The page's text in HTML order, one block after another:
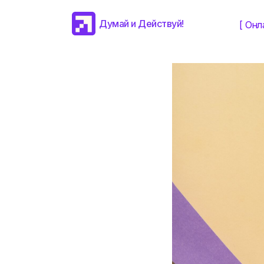
Думай и Действуй! [